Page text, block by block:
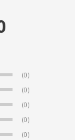
(0)
(0)
(0)
(0)
(0)